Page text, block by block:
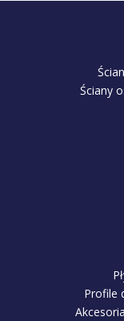
Ściany
Profile